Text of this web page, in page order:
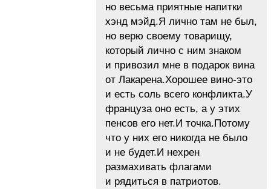
но весьма приятные напитки
хэнд мэйд.Я лично там не был,
но верю своему товарищу,
который лично с ним знаком
и привозил мне в подарок вина
от Лакарена.Хорошее вино-это
и есть соль всего конфликта.У
француза оно есть, а у этих
пенсов его нет.И точка.Потому
что у них его никогда не было
и не будет.И нехрен
размахивать флагами
и рядиться в патриотов.